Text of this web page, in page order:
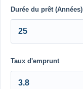
Durée du prêt (Années)
Taux d'emprunt